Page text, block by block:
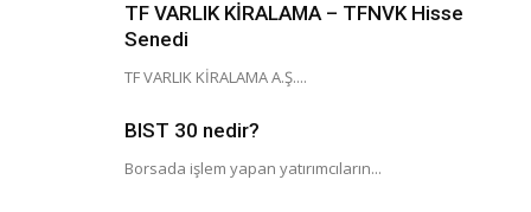
TF VARLIK KİRALAMA – TFNVK Hisse
Senedi
TF VARLIK KİRALAMA A.Ş....
BIST 30 nedir?
Borsada işlem yapan yatırımcıların...